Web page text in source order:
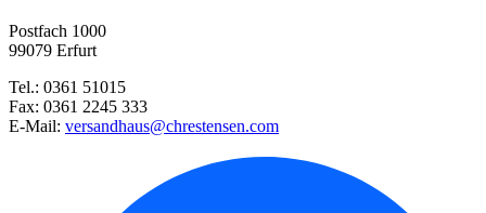
Postfach 1000
99079 Erfurt
Tel.: 0361 51015
Fax: 0361 2245 333
E-Mail: versandhaus@chrestensen.com